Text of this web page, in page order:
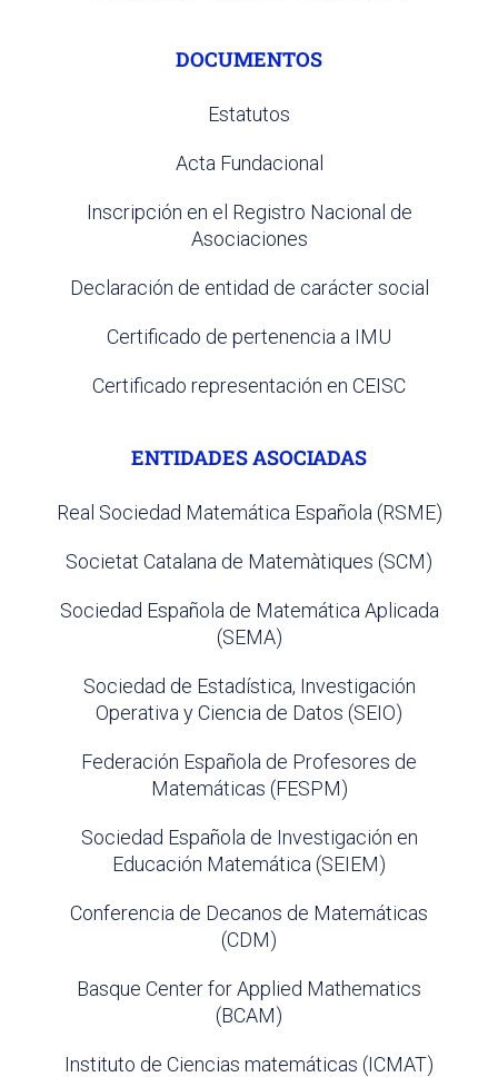
DOCUMENTOS
Estatutos
Acta Fundacional
Inscripción en el Registro Nacional de
Asociaciones
Declaración de entidad de carácter social
Certificado de pertenencia a IMU
Certificado representación en CEISC
ENTIDADES ASOCIADAS
Real Sociedad Matemática Española (RSME)
Societat Catalana de Matemàtiques (SCM)
Sociedad Española de Matemática Aplicada
(SEMA)
Sociedad de Estadística, Investigación
Operativa y Ciencia de Datos (SEIO)
Federación Española de Profesores de
Matemáticas (FESPM)
Sociedad Española de Investigación en
Educación Matemática (SEIEM)
Conferencia de Decanos de Matemáticas
(CDM)
Basque Center for Applied Mathematics
(BCAM)
Instituto de Ciencias matemáticas (ICMAT)